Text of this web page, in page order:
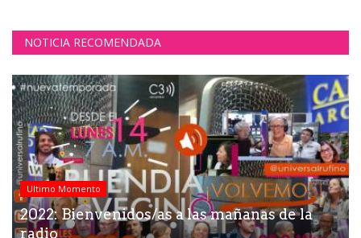
NOTICIA RECOMENDADA
Ultimo Momento
2022: Bienvenidos/as a las mañanas de la
radio